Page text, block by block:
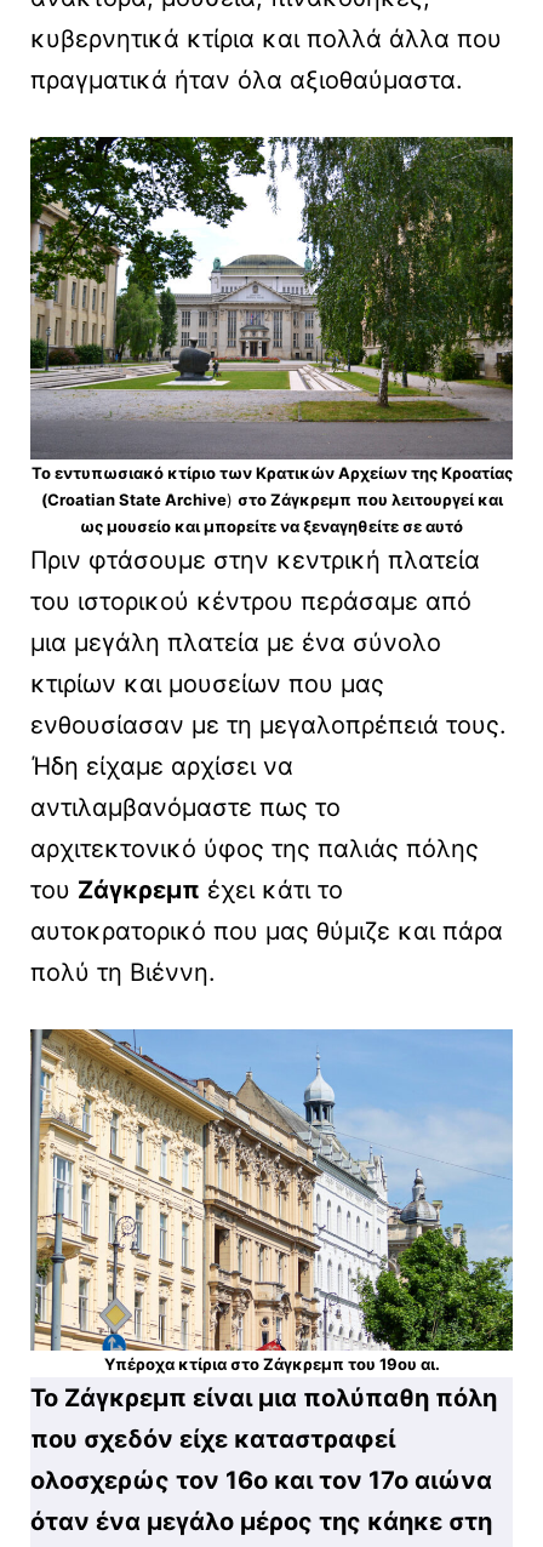
κυβερνητικά κτίρια και πολλά άλλα που
πραγματικά ήταν όλα αξιοθαύμαστα.
Το εντυπωσιακό κτίριο των Κρατικών Αρχείων της Κροατίας
(Croatian State Archive) στο Ζάγκρεμπ που λειτουργεί και
ως μουσείο και μπορείτε να ξεναγηθείτε σε αυτό
Πριν φτάσουμε στην κεντρική πλατεία
του ιστορικού κέντρου περάσαμε από
μια μεγάλη πλατεία με ένα σύνολο
κτιρίων και μουσείων που μας
ενθουσίασαν με τη μεγαλοπρέπειά τους.
Ήδη είχαμε αρχίσει να
αντιλαμβανόμαστε πως το
αρχιτεκτονικό ύφος της παλιάς πόλης
του Ζάγκρεμπ έχει κάτι το
αυτοκρατορικό που μας θύμιζε και πάρα
πολύ τη Βιέννη.
Υπέροχα κτίρια στο Ζάγκρεμπ του 19ου αι.
Το Ζάγκρεμπ είναι μια πολύπαθη πόλη
που σχεδόν είχε καταστραφεί
ολοσχερώς τον 16ο και τον 17ο αιώνα
όταν ένα μεγάλο μέρος της κάηκε στη